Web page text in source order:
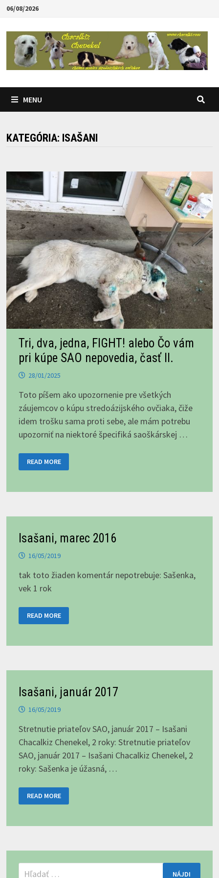
Skip
content
06/08/2026
MENU
KATEGÓRIA: ISAŠANI
Tri, dva, jedna, FIGHT! alebo Čo vám
pri kúpe SAO nepovedia, časť II.
28/01/2025
Toto píšem ako upozornenie pre všetkých
záujemcov o kúpu stredoázijského ovčiaka, čiže
idem trošku sama proti sebe, ale mám potrebu
upozorniť na niektoré špecifiká saoškárskej …
DVA,
JEDNA,
ČO
SAO
ČASŤ
II.
READ MORE
Isašani, marec 2016
16/05/2019
tak toto žiaden komentár nepotrebuje: Sašenka,
vek 1 rok
MAREC
2016
READ MORE
Isašani, január 2017
16/05/2019
Stretnutie priateľov SAO, január 2017 – Isašani
Chacalkiz Chenekel, 2 roky: Stretnutie priateľov
SAO, január 2017 – Isašani Chacalkiz Chenekel, 2
roky: Sašenka je úžasná, …
JANUÁR
2017
READ MORE
Hľadať: